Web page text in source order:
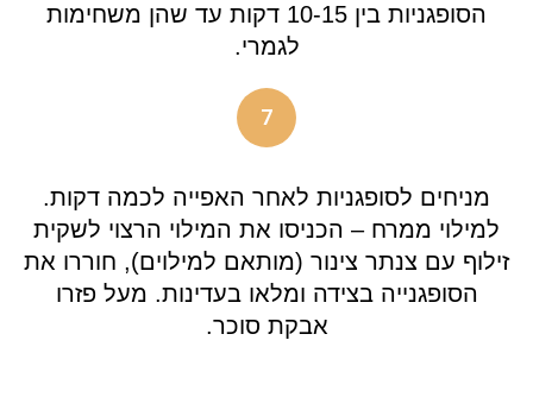
הסופגניות בין 10-15 דקות עד שהן משחימות
לגמרי.
7
מניחים לסופגניות לאחר האפייה לכמה דקות.
למילוי ממרח – הכניסו את המילוי הרצוי לשקית
זילוף עם צנתר צינור (מותאם למילוים), חוררו את
הסופגנייה בצידה ומלאו בעדינות. מעל פזרו
אבקת סוכר.